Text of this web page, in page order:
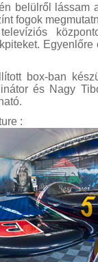
belülről lássam
fogok
box-ban
és Nagy
: